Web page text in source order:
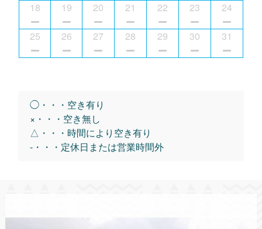
18 19 20 21 22 23 24
25 26 27 28 29 30 31
◯・・・空き有り
×・・・空き無し
△・・・時間により空き有り
-・・・定休日または営業時間外